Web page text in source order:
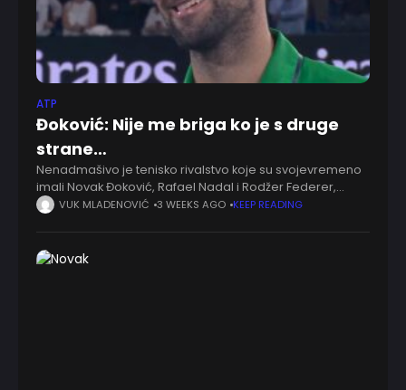
ATP
Đoković: Nije me briga ko je s druge
strane…
Nenadmašivo je tenisko rivalstvo koje su svojevremeno
imali Novak Đoković, Rafael Nadal i Rodžer Federer,
nama uvek imponuje da se prisećamo pobeda. Velika
VUK MLADENOVIĆ 3 WEEKS AGO KEEP READING